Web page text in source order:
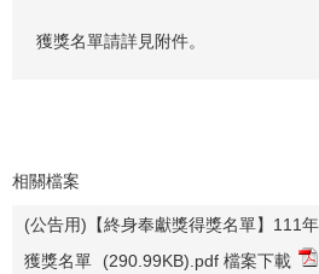
獲獎名單請詳見附件。
相關檔案
(公告用)【終身奉獻獎得獎名單】111
獲獎名單
(290.99KB).pdf 檔案下載